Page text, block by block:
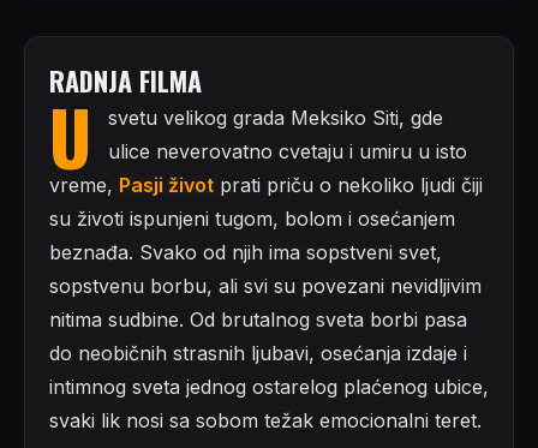
RADNJA FILMA
U
svetu velikog grada Meksiko Siti, gde
ulice neverovatno cvetaju i umiru u isto
vreme, Pasji život prati priču o nekoliko ljudi čiji
su životi ispunjeni tugom, bolom i osećanjem
beznađa. Svako od njih ima sopstveni svet,
sopstvenu borbu, ali svi su povezani nevidljivim
nitima sudbine. Od brutalnog sveta borbi pasa
do neobičnih strasnih ljubavi, osećanja izdaje i
intimnog sveta jednog ostarelog plaćenog ubice,
svaki lik nosi sa sobom težak emocionalni teret.